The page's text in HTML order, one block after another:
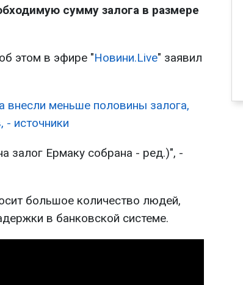
сумму залога в размере
этом в эфире "Новини.Live" заявил
внесли меньше половины залога,
- источники
залог Ермаку собрана - ред.)", -
большое количество людей,
в банковской системе.